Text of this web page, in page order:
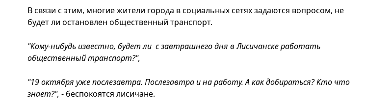
В связи с этим, многие жители города в социальных сетях задаются вопросом, не
будет ли остановлен общественный транспорт.
"Кому-нибудь известно, будет ли с завтрашнего дня в Лисичанске работать
общественный транспорт?",
"19 октября уже послезавтра. Послезавтра и на работу. А как добираться? Кто что
знает?", - беспокоятся лисичане.